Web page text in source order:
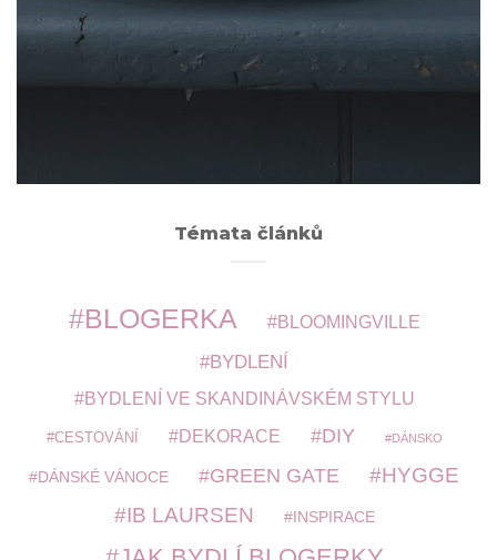
Archivy
Témata článků
BLOGERKA BLOOMINGVILLE
BYDLENÍ
BYDLENÍ VE SKANDINÁVSKÉM STYLU
CESTOVÁNÍ DEKORACE DIY DÁNSKO
DÁNSKÉ VÁNOCE GREEN GATE HYGGE
IB LAURSEN INSPIRACE